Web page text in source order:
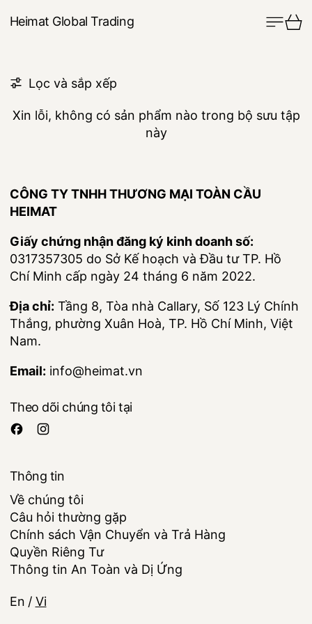
Heimat Global Trading Thực
Xe
Lọc và sắp xếp
0 sản phẩm
Xin lỗi, không có sản phẩm nào trong bộ sưu tập
này
CÔNG TY TNHH THƯƠNG MẠI TOÀN CẦU
HEIMAT
Giấy chứng nhận đăng ký kinh doanh số:
0317357305 do Sở Kế hoạch và Đầu tư TP. Hồ
Chí Minh cấp ngày 24 tháng 6 năm 2022.
Địa chỉ: Tầng 8, Tòa nhà Callary, Số 123 Lý Chính
Thắng, phường Xuân Hoà, TP. Hồ Chí Minh, Việt
Nam.
Email: info@heimat.vn
Theo dõi chúng tôi tại
Thông tin
Về chúng tôi
Câu hỏi thường gặp
Chính sách Vận Chuyển và Trả Hàng
Quyền Riêng Tư
Thông tin An Toàn và Dị Ứng
Ngôn ngữ
En / Vi